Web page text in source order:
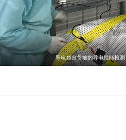
导电袋出货前的导电性能检测